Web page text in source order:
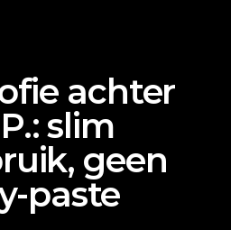
achter
slim
geen
paste